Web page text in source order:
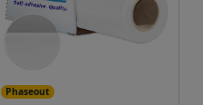
Phaseout